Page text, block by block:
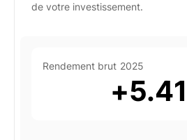
de votre investissement.
Rendement brut 2025
+5.41